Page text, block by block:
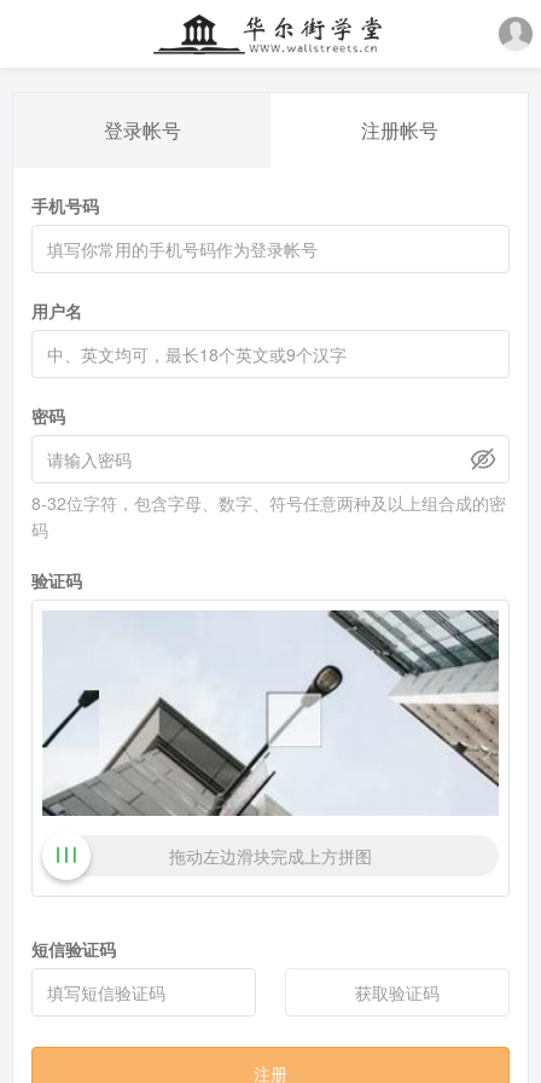
登录帐号 注册帐号
手机号码
用户名
密码
8-32位字符，包含字母、数字、符号任意两种及以上组合成的密
码
验证码
拖动左边滑块完成上方拼图
短信验证码
获取验证码
注册